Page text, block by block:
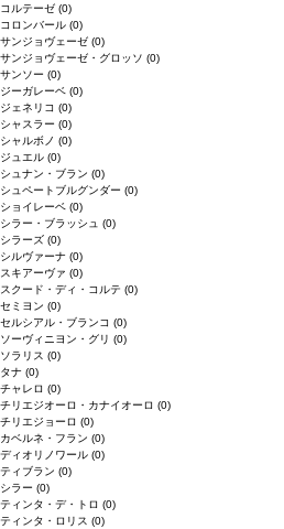
コルテーゼ (0)
コロンバール (0)
サンジョヴェーゼ (0)
サンジョヴェーゼ・グロッソ (0)
サンソー (0)
ジーガレーベ (0)
ジェネリコ (0)
シャスラー (0)
シャルボノ (0)
ジュエル (0)
シュナン・ブラン (0)
シュペートブルグンダー (0)
ショイレーベ (0)
シラー・ブラッシュ (0)
シラーズ (0)
シルヴァーナ (0)
スキアーヴァ (0)
スクード・ディ・コルテ (0)
セミヨン (0)
セルシアル・ブランコ (0)
ソーヴィニヨン・グリ (0)
ソラリス (0)
タナ (0)
チャレロ (0)
チリエジオーロ・カナイオーロ (0)
チリエジョーロ (0)
カベルネ・フラン (0)
ディオリノワール (0)
ティブラン (0)
シラー (0)
ティンタ・デ・トロ (0)
ティンタ・ロリス (0)